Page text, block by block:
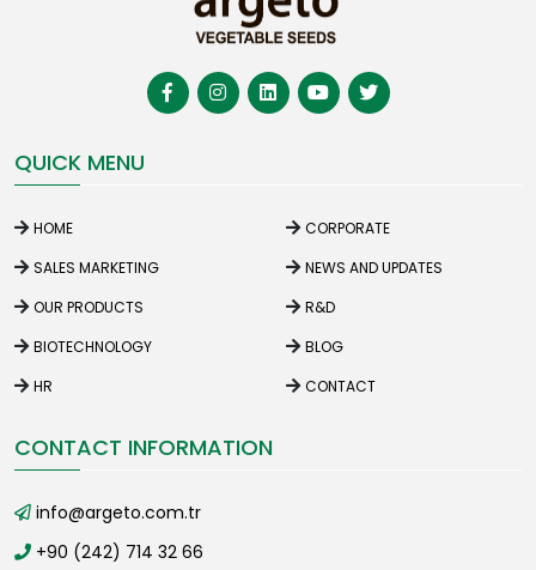
QUICK MENU
HOME
CORPORATE
SALES MARKETING
NEWS AND UPDATES
OUR PRODUCTS
R&D
BIOTECHNOLOGY
BLOG
HR
CONTACT
CONTACT INFORMATION
info@argeto.com.tr
+90 (242) 714 32 66